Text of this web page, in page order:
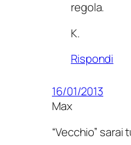
regola.
K.
Rispondi
16/01/2013
Max
“Vecchio” sarai